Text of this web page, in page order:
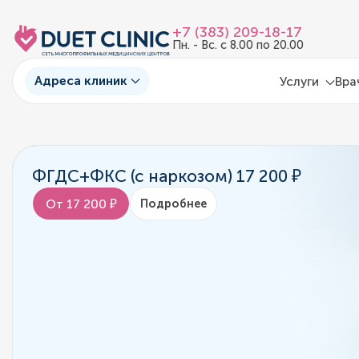
+7 (383) 209-18-17
Пн. - Вс. с 8.00 по 20.00
Адреса клиник Услуги
ФГДС+ФКС (с наркозом) 17 200 ₽
От 17 200 ₽ Подробнее